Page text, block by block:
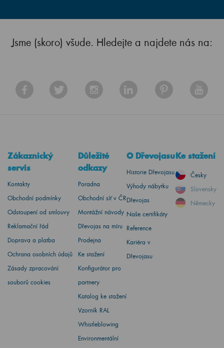
Jsme (skoro) všude. Hledejte a najdete nás na:
Zákaznický
servis
Kontakty
Obchodní podmínky
Odstoupení od smlouvy
Reklamační řád
Doprava a platba
Ochrana osobních údajů
Zásady zpracování
souborů cookies
Důležité
odkazy
Poradna
Obchodní síť v ČR
Montážní návody
Dřevojas na míru
Prodejna
Ke stažení
Konfigurátor pro
partnery
Katalog ke stažení
Vzorník RAL
Whistleblowing
Environmentální
O Dřevojasu
Historie Dřevojasu
Výhody nábytku
Dřevojas
Naše certifikáty
Reference
Kariéra v
Dřevojasu
Ke stažení
Česky
Slovensky
Německy